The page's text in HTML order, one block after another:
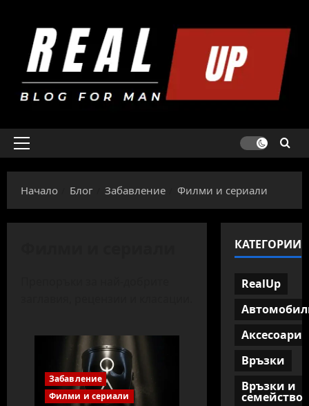
content
Primary
Начало
Блог Забавление Филми и сериали
Забавление
Филми и сериали
КАТЕГОРИИ
RealUp
Аксесоари
Връзки
Връзки и
семейство